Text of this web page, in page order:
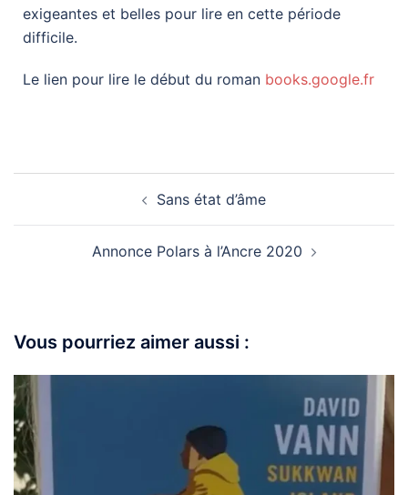
exigeantes et belles pour lire en cette période
difficile.
Le lien pour lire le début du roman books.google.fr
Sans état d’âme
Annonce Polars à l’Ancre 2020
Vous pourriez aimer aussi :